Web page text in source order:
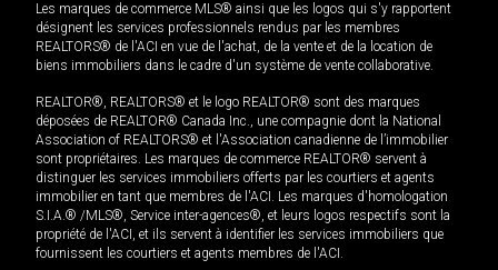
Les marques de commerce MLS® ainsi que les logos qui s'y rapportent
désignent les services professionnels rendus par les membres
REALTORS® de l'ACI en vue de l'achat, de la vente et de la location de
biens immobiliers dans le cadre d'un système de vente collaborative.
REALTOR®, REALTORS® et le logo REALTOR® sont des marques
déposées de REALTOR® Canada Inc., une compagnie dont la National
Association of REALTORS® et l'Association canadienne de l’immobilier
sont propriétaires. Les marques de commerce REALTOR® servent à
distinguer les services immobiliers offerts par les courtiers et agents
immobilier en tant que membres de l'ACI. Les marques d'homologation
S.I.A.® /MLS®, Service inter-agences®, et leurs logos respectifs sont la
propriété de l'ACI, et ils servent à identifier les services immobiliers que
fournissent les courtiers et agents membres de l'ACI.